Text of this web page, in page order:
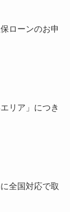
ローンのお申
リア」につき
全国対応で取